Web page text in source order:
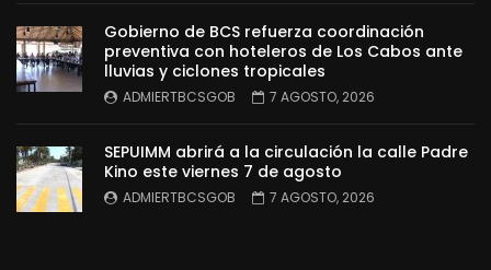
Gobierno de BCS refuerza coordinación
preventiva con hoteleros de Los Cabos ante
lluvias y ciclones tropicales
ADMIERTBCSGOB 7 AGOSTO, 2026
SEPUIMM abrirá a la circulación la calle Padre
Kino este viernes 7 de agosto
ADMIERTBCSGOB 7 AGOSTO, 2026